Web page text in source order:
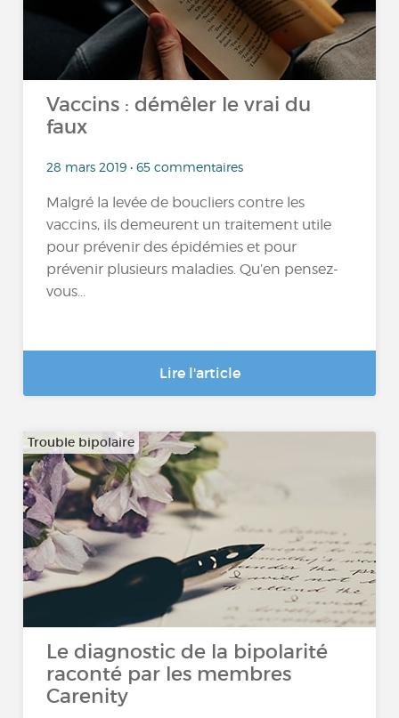
Vaccins : démêler le vrai du
faux
28 mars 2019 • 65 commentaires
Malgré la levée de boucliers contre les
vaccins, ils demeurent un traitement utile
pour prévenir des épidémies et pour
prévenir plusieurs maladies. Qu’en pensez-
vous...
Lire l'article
Trouble bipolaire
Le diagnostic de la bipolarité
raconté par les membres
Carenity